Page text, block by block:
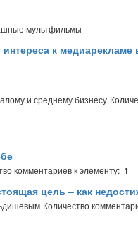
мультфильмы
к медиарекламе
и среднему бизнесу
комментариев к элементу: 1
цель – как
Количество